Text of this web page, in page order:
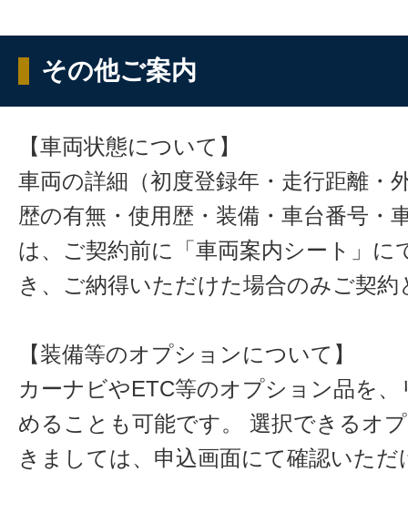
その他ご案内
【車両状態について】
車両の詳細（初度登録年・走行距離・
歴の有無・使用歴・装備・車台番号・
は、ご契約前に「車両案内シート」に
き、ご納得いただけた場合のみご契約
【装備等のオプションについて】
カーナビやETC等のオプション品を、
めることも可能です。 選択できるオ
きましては、申込画面にて確認いただ